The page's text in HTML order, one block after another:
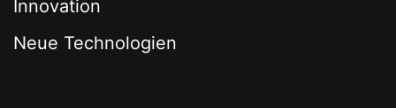
Innovation
Neue Technologien